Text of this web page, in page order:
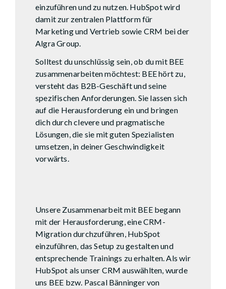
einzuführen und zu nutzen. HubSpot wird
damit zur zentralen Plattform für
Marketing und Vertrieb sowie CRM bei der
Algra Group.
Solltest du unschlüssig sein, ob du mit BEE
zusammenarbeiten möchtest: BEE hört zu,
versteht das B2B-Geschäft und seine
spezifischen Anforderungen. Sie lassen sich
auf die Herausforderung ein und bringen
dich durch clevere und pragmatische
Lösungen, die sie mit guten Spezialisten
umsetzen, in deiner Geschwindigkeit
vorwärts.
Unsere Zusammenarbeit mit BEE begann
mit der Herausforderung, eine CRM-
Migration durchzuführen, HubSpot
einzuführen, das Setup zu gestalten und
entsprechende Trainings zu erhalten. Als wir
HubSpot als unser CRM auswählten, wurde
uns BEE bzw. Pascal Bänninger von